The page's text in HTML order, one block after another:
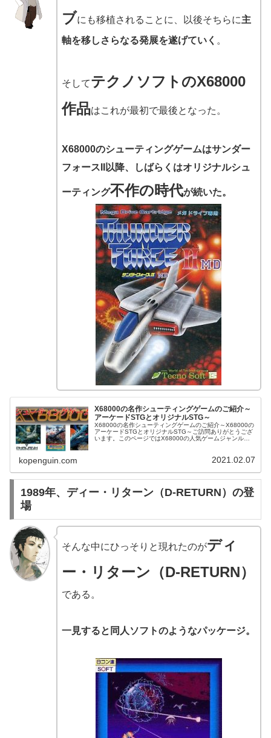
ブにも移植されることに、以後そちらに主
軸を移しさらなる発展を遂げていく 。
そしてテクノソフトのX68000
作品はこれが最初で最後となった。
X68000のシューティングゲームはサンダー
フォースII以降、しばらくはオリジナルシュ
ーティング不作の時代が続いた。
X68000の名作シューティングゲームのご紹介～
アーケードSTGとオリジナルSTG～
X68000の名作シューティングゲームのご紹介～X68000の
アーケードSTGとオリジナルSTG～ご訪問ありがとうござ
います。このページではX68000の人気ゲームジャンルの
kopenguin.com 2021.02.07
1989年、ディー・リターン（D-RETURN）の登
場
そんな中にひっそりと現れたのがディ
ー・リターン（D-RETURN）
である。
一見すると同人ソフトのようなパッケージ。